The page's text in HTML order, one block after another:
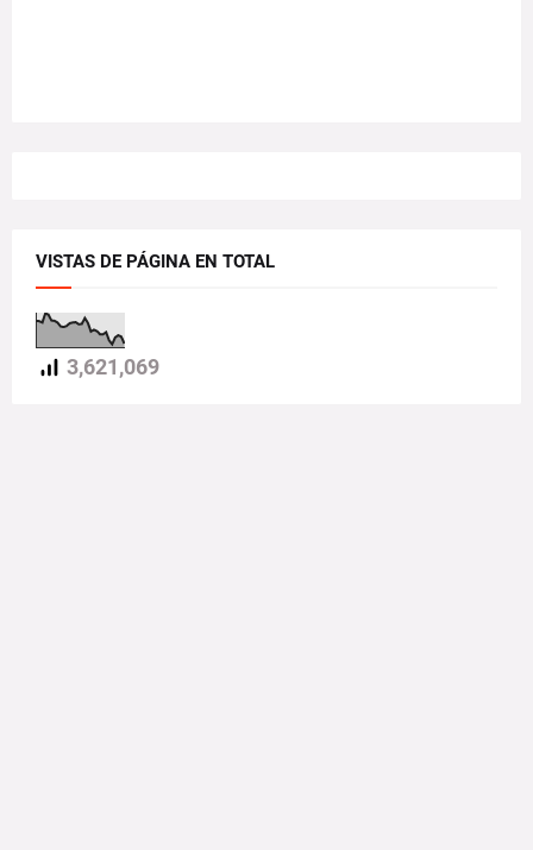
VISTAS DE PÁGINA EN TOTAL
3,621,069